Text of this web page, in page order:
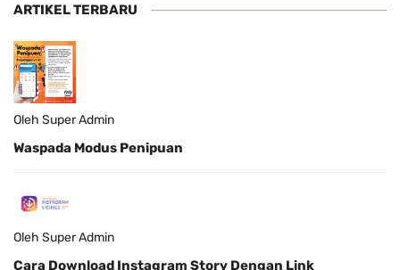
ARTIKEL TERBARU
Oleh Super Admin
Waspada Modus Penipuan
Oleh Super Admin
Cara Download Instagram Story Dengan Link